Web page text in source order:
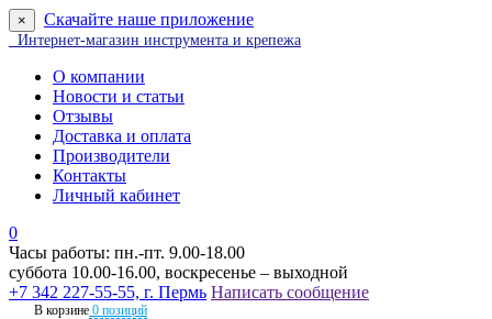
× Скачайте наше приложение
Интернет-магазин инструмента и крепежа
О компании
Новости и статьи
Отзывы
Доставка и оплата
Производители
Контакты
Личный кабинет
0
Часы работы: пн.-пт. 9.00-18.00
суббота 10.00-16.00, воскресенье – выходной
+7 342 227-55-55, г. Пермь Написать сообщение
В корзине 0 позиций